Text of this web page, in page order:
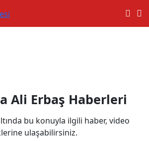
Ali Erbaş Haberleri
bu konuyla ilgili haber, video
ulaşabilirsiniz.